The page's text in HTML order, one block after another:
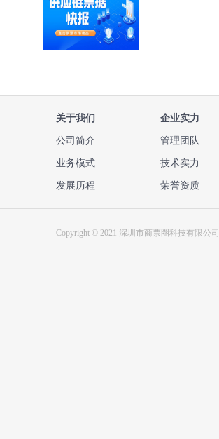
关于我们
公司简介
业务模式
发展历程
企业实力
管理团队
技术实力
荣誉资质
Copyright © 2021 深圳市商票圈科技有限公司